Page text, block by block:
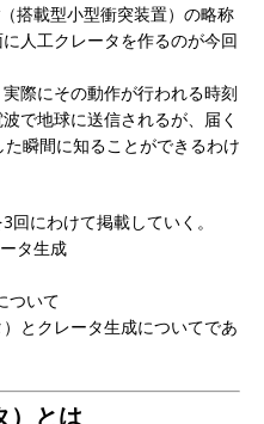
搭載型小型衝突装置）の略称
人工クレータを作るのが今回
際にその動作が行われる時刻
で地球に送信されるが、届く
瞬間に知ることができるわけ
にわけて掲載していく。
タ生成
ついて
とクレータ生成についてであ
）とは